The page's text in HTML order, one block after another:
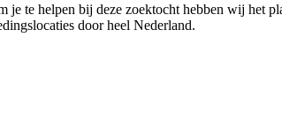
je te helpen bij deze zoektocht hebben wij het
door heel Nederland.